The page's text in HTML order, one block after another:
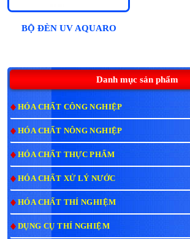
Danh mục sản phẩm
HÓA CHẤT CÔNG NGHIỆP
HÓA CHẤT NÔNG NGHIỆP
HÓA CHẤT THỰC PHẨM
HÓA CHẤT XỬ LÝ NƯỚC
HÓA CHẤT THÍ NGHIỆM
DỤNG CỤ THÍ NGHIỆM
BỘ ĐÈN UV AQUARO